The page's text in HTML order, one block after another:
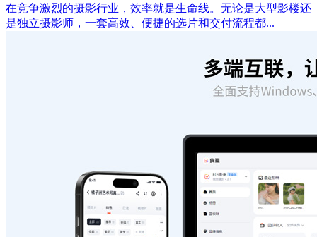
在竞争激烈的摄影行业，效率就是生命线。无论是大型影楼还
是独立摄影师，一套高效、便捷的选片和交付流程都...